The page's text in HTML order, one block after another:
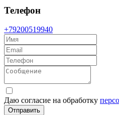
Телефон
+79200519940
Даю согласие на обработку
Отправить